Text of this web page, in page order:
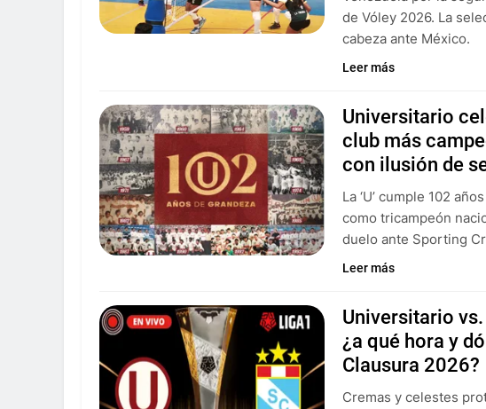
de Vóley 2026. La
cabeza ante México.
Leer más
Universitario
club más
con ilusión de
La ‘U’ cumple 102
como tricampeón
duelo ante Sporting
Leer más
Universitario vs.
¿a qué hora y
Clausura 2026?
Cremas y celestes